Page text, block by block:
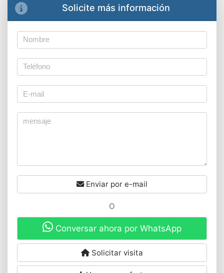
Solicite más información
Enviar por e-mail
O
Conversar ahora por WhatsApp
Solicitar visita